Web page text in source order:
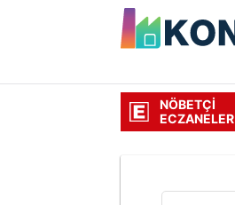
NÖBETÇI
ECZANELER